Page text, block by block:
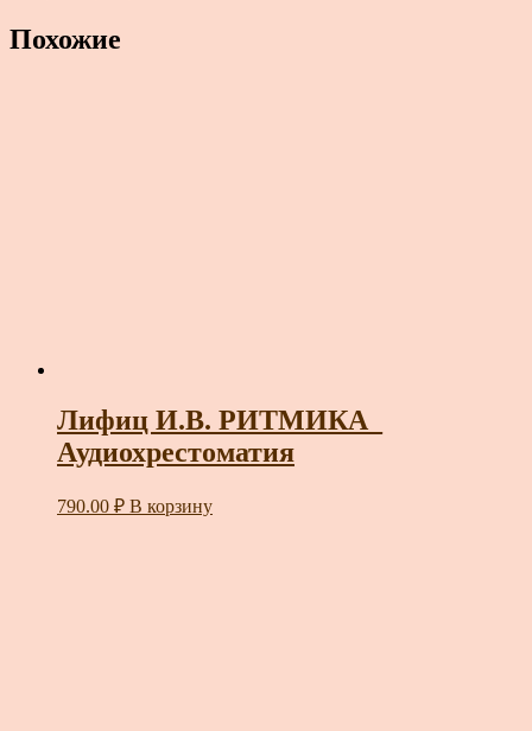
Похожие
Лифиц И.В. РИТМИКА_
Аудиохрестоматия
790.00 ₽ В корзину